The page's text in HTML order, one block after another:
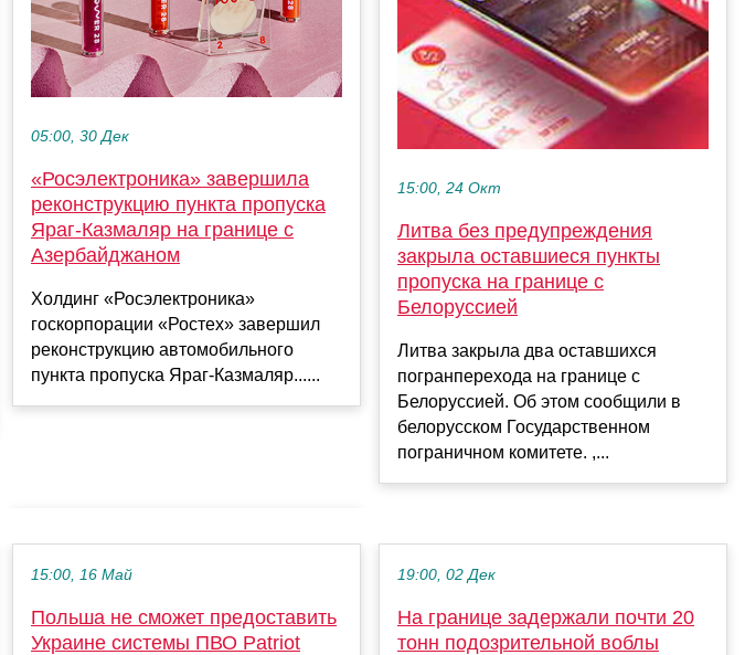
05:00, 30 Дек
«Росэлектроника» завершила
реконструкцию пункта пропуска
Яраг-Казмаляр на границе с
Азербайджаном
Холдинг «Росэлектроника»
госкорпорации «Ростех» завершил
реконструкцию автомобильного
пункта пропуска Яраг-Казмаляр......
15:00, 24 Окт
Литва без предупреждения
закрыла оставшиеся пункты
пропуска на границе с
Белоруссией
Литва закрыла два оставшихся
погранперехода на границе с
Белоруссией. Об этом сообщили в
белорусском Государственном
пограничном комитете. ,...
15:00, 16 Май
Польша не сможет предоставить
Украине системы ПВО Patriot
19:00, 02 Дек
На границе задержали почти 20
тонн подозрительной воблы